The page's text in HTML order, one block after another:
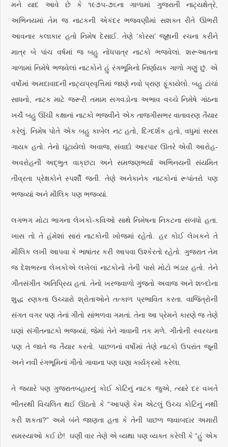
મને યાદ આવે છે કે ૧૯૭૫-૭૬ના ગાળામાં ગુજરાતી નાટ્યક્ષેત્રે,
અભિનયમાં તેમ જ નાટકની એકંદર ભજવણીમાં સશક્ત રીતે ઊભરી
આવનાર કલાકાર હતો નિમેષ દેસાઈ. તેણે ‘કોરસ’ જૂથની રચના કરીને
માત્ર બે પાંચ વર્ષમાં જ બહુ નોંધપાત્ર નાટકો ભજવેલાં. શરૂઆતના
ગાળામાં નિમેષે ભજવેલાં નાટકોને હું રંગભૂમિનો નિર્ણાયક ગાળો ગણું છું. એ
વર્ષોમાં અમદાવાદની નાટ્યપ્રવૃત્તિમાં જાણે નવો પ્રાણ ફૂંકાયેલો. બહુ ટાંચાં
સાધનો, નાટક માટે જરૂરી તમામ સગવડોના અભાવ વચ્ચે નિમેષે ગાંઠના
ખર્ચે બહુ ઊંચી કક્ષાનાં નાટકો ભજવીને એક તાજગીસભર વાતાવરણ તૈયાર
કરેલું. નિમેષ પોતે એક બહુ કાબેલ નટ હતો, દિગ્દર્શક હતો, વધુમાં સરસ
ગાયક હતો. તેનો ઘૂંટાયેલો અવાજ, સંવાદો આરપાર ઊતરે એવી આરોહ-
અવરોહની અદ્‌ભુત વાક્‌છટા અને સમજણભર્યા અભિનયની સંયમિત
તીવ્રતા પ્રેક્ષકોને સ્પર્શી જતી. તેણે અનેકાનેક નાટકોનાં રૂપાંતરો પણ
ભજવ્યાં અને મૌલિક પણ ભજવ્યાં.
લગભગ મોટા ભાગના લેખકો-કવિઓ સાથે નિમેષના નિકટના સંબંધો હતા.
ખાસ તો તે હંમેશાં સારાં નાટકોની ખોજમાં રહેતો. હર કોઈ લેખકને તે
મૌલિક લખી આપવા કે ભાષાંતર કરી આપવા ઉશ્કેરતો રહેતો. ગુજરાત તેમ
જ દેશભરના લેખકોએ લખેલાં નાટકોનો તેની પાસે મોટો ભંડાર હતો. તેને
ગીતસંગીત અતિપ્રિય હતાં. તેનો ખરજવાળો ગુંજતો અવાજ અને શબ્દોના
શુદ્ધ રણકતા ઉચ્ચારો શ્રોતાઓને તત્કાળ પ્રભાવિત કરતા. વાજિંત્રોની
સંગત વગર પણ તેનાં ગીતો સાંભળવા ગમતાં. તેના આ પ્રેમને કારણે જ તેણે
ઘણાં સંગીતનાટકો ભજવ્યાં, જેમાં તેને ગાવાની તક મળે. ગીતોની સ્વરચના
પણ તે જાતે જ તૈયાર કરતો. પાછળનાં વર્ષોમાં તેણે નાટકો ઉપરાંત જૂની
અને નવી રંગભૂમિનાં ગીતો ગાવાના પણ ઘણા કાર્યક્રમો કરેલા.
તે જ્યારે પણ ગુજરાતબહારનું કોઈ કોટિનું નાટક જુએ, ત્યારે દર વખતે
ભીતરથી વિચલિત થઈ ઊઠતો કે “આપણે કેમ એટલું ઉચ્ચ કોટિનું નથી
કરી શકતા?” અમે બંને જાણતા હતા કે તેની પાછળ જવાબદાર અમારી
સમસ્યાઓ કઈ છે! ઘણી વાર તેણે એ વ્યથા પણ વ્યક્ત કરેલી કે “હું એક